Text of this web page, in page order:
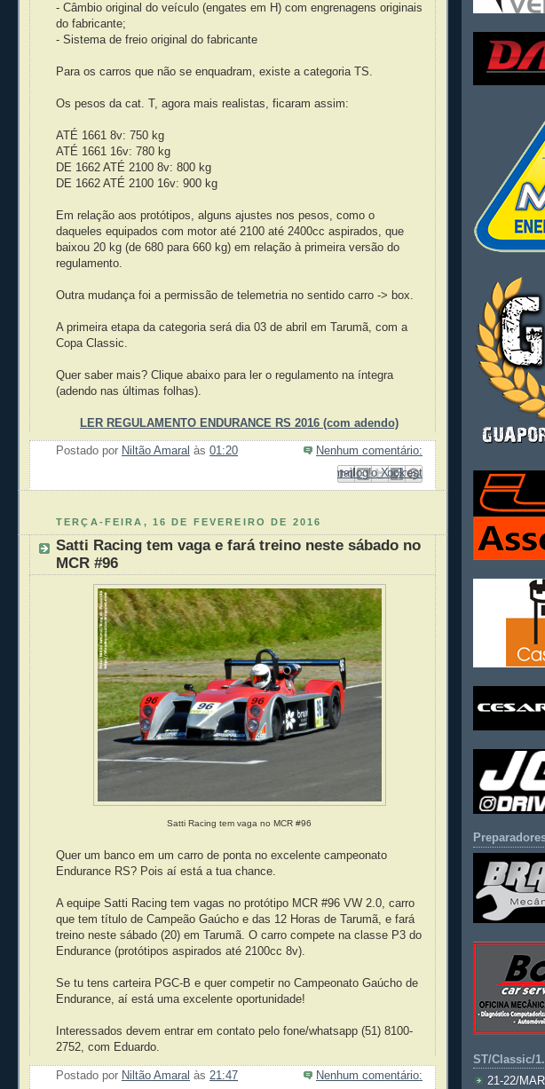
- Câmbio original do veículo (engates em H) com engrenagens originais
do fabricante;
- Sistema de freio original do fabricante
Para os carros que não se enquadram, existe a categoria TS.
Os pesos da cat. T, agora mais realistas, ficaram assim:
ATÉ 1661 8v: 750 kg
ATÉ 1661 16v: 780 kg
DE 1662 ATÉ 2100 8v: 800 kg
DE 1662 ATÉ 2100 16v: 900 kg
Em relação aos protótipos, alguns ajustes nos pesos, como o
daqueles equipados com motor até 2100 até 2400cc aspirados, que
baixou 20 kg (de 680 para 660 kg) em relação à primeira versão do
regulamento.
Outra mudança foi a permissão de telemetria no sentido carro -> box.
A primeira etapa da categoria será dia 03 de abril em Tarumã, com a
Copa Classic.
Quer saber mais? Clique abaixo para ler o regulamento na íntegra
(adendo nas últimas folhas).
LER REGULAMENTO ENDURANCE RS 2016 (com adendo)
Postado por Niltão Amaral às 01:20
Nenhum comentário:
Enviar por e-mail
Postar no blog!
Compartilhar no X
Compartilhar no Facebook
Compartilhar com o Pinterest
TERÇA-FEIRA, 16 DE FEVEREIRO DE 2016
Satti Racing tem vaga e fará treino neste sábado no
MCR #96
Satti Racing tem vaga no MCR #96
Quer um banco em um carro de ponta no excelente campeonato
Endurance RS? Pois aí está a tua chance.
A equipe Satti Racing tem vagas no protótipo MCR #96 VW 2.0, carro
que tem título de Campeão Gaúcho e das 12 Horas de Tarumã, e fará
treino neste sábado (20) em Tarumã. O carro compete na classe P3 do
Endurance (protótipos aspirados até 2100cc 8v).
Se tu tens carteira PGC-B e quer competir no Campeonato Gaúcho de
Endurance, aí está uma excelente oportunidade!
Interessados devem entrar em contato pelo fone/whatsapp (51) 8100-
2752, com Eduardo.
Postado por Niltão Amaral às 21:47
Nenhum comentário:
ST/Classic/
21-22/